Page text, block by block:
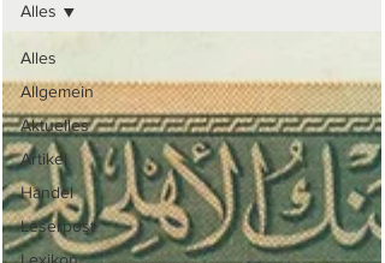
Alles
Allgemein
Aktuelles
Artikel
Handel
Leserpost
Alles